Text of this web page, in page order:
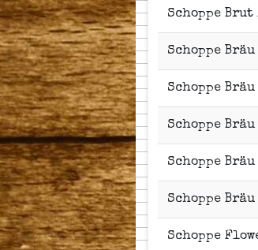
Schoppe Brut
Schoppe
Schoppe
Schoppe
Schoppe
Schoppe Bräu
Schoppe